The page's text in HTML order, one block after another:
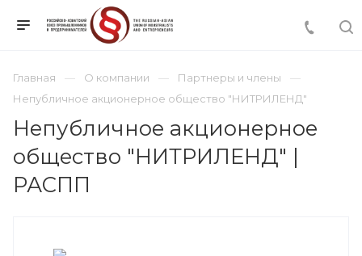
Главная О компании
Партнеры и члены
Непубличное акционерное общество "НИТРИЛЕНД"
Непубличное акционерное
общество "НИТРИЛЕНД" |
РАСПП